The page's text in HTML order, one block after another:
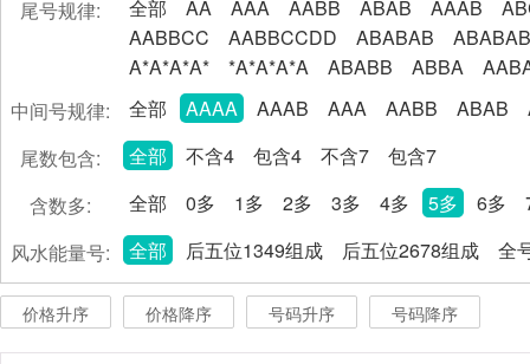
尾号规律:
全部 AA AAA AABB ABAB AAAB
AABBCC
AABBCCDD ABABAB
A*A*A*A*
*A*A*A*A ABABB ABBA
中间号规律:
全部 AAAA AAAB AAA AABB ABAB
尾数包含:
全部 不含4 包含4 不含7
包含7
含数多:
全部 0多 1多 2多 3多 4多 5多 6多
风水能量号:
全部 后五位1349组成 后五位2678组成 全
价格升序 价格降序 号码升序 号码降序